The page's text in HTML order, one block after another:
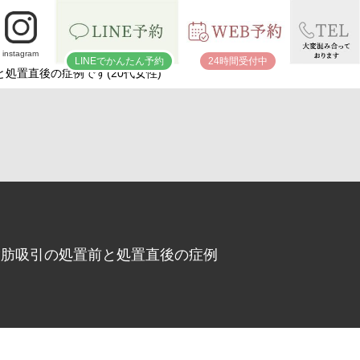
instagram
LINEでかんたん予約 24時間受付中
処置直後の症例です(20代女性)
吸引の処置前と処置直後の症例